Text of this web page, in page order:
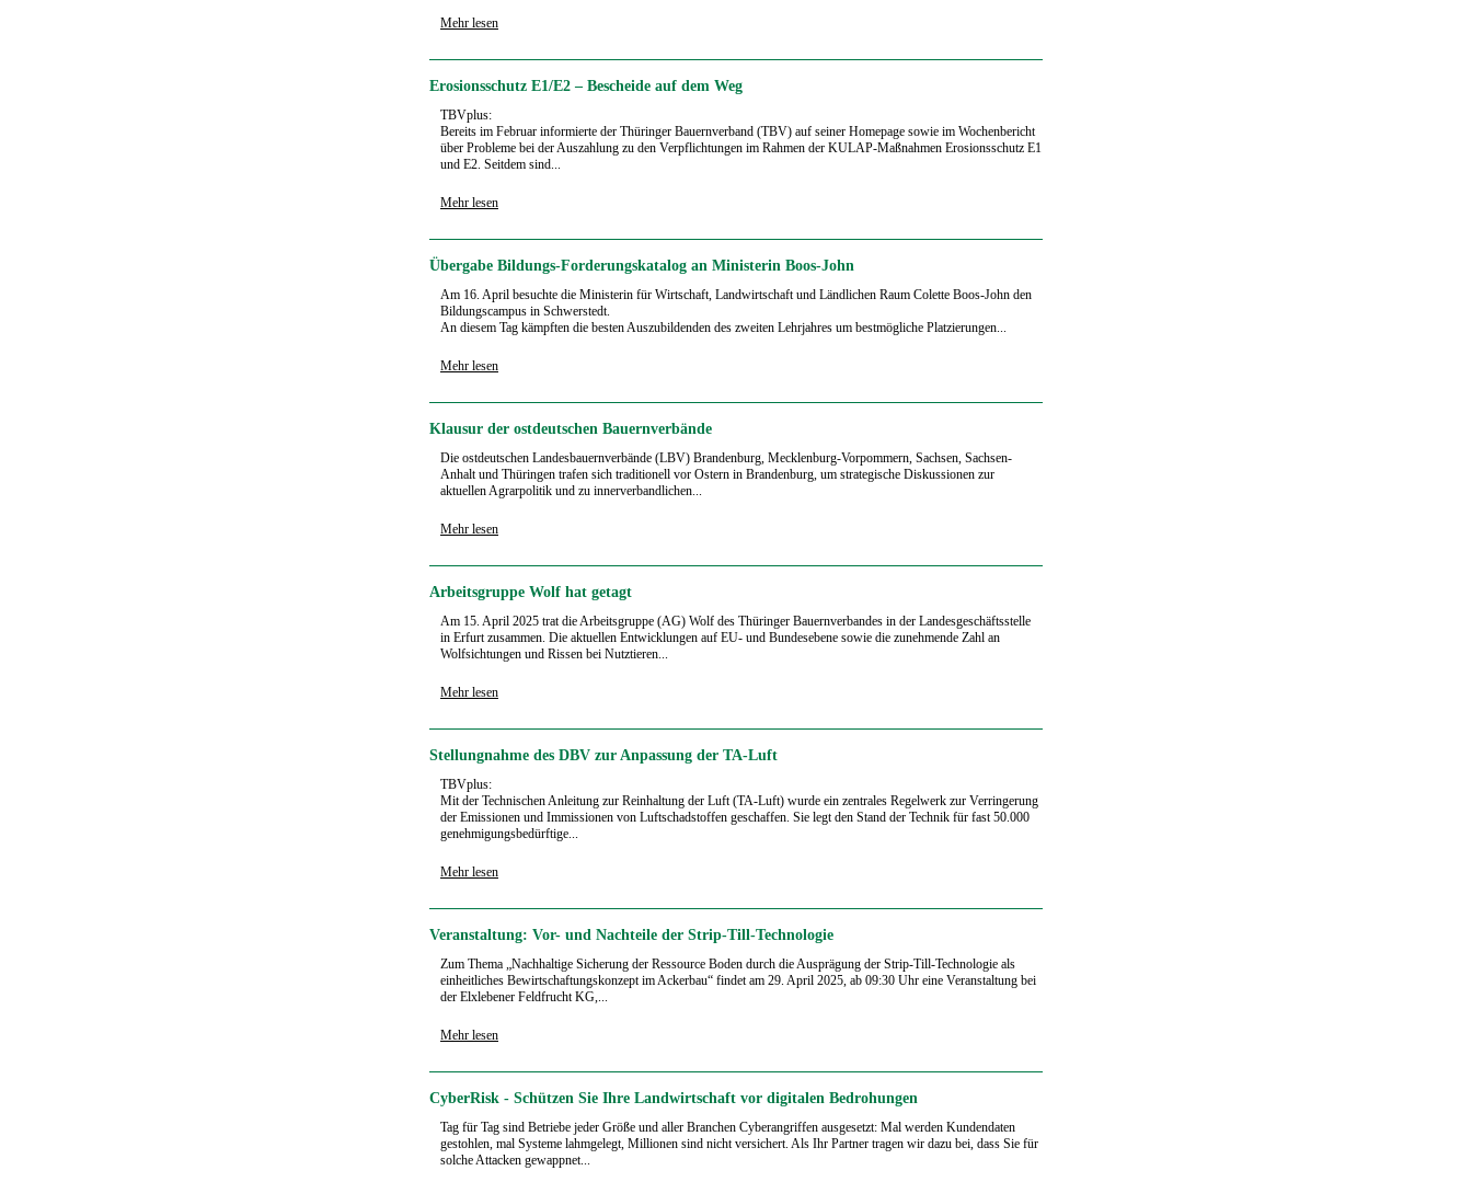
Mehr lesen
Erosionsschutz E1/E2 – Bescheide auf dem Weg
TBVplus:
Bereits im Februar informierte der Thüringer Bauernverband (TBV) auf seiner Homepage sowie im Wochenbericht
über Probleme bei der Auszahlung zu den Verpflichtungen im Rahmen der KULAP-Maßnahmen Erosionsschutz E1
und E2. Seitdem sind...
Mehr lesen
Übergabe Bildungs-Forderungskatalog an Ministerin Boos-John
Am 16. April besuchte die Ministerin für Wirtschaft, Landwirtschaft und Ländlichen Raum Colette Boos-John den
Bildungscampus in Schwerstedt.
An diesem Tag kämpften die besten Auszubildenden des zweiten Lehrjahres um bestmögliche Platzierungen...
Mehr lesen
Klausur der ostdeutschen Bauernverbände
Die ostdeutschen Landesbauernverbände (LBV) Brandenburg, Mecklenburg-Vorpommern, Sachsen, Sachsen-
Anhalt und Thüringen trafen sich traditionell vor Ostern in Brandenburg, um strategische Diskussionen zur
aktuellen Agrarpolitik und zu innerverbandlichen...
Mehr lesen
Arbeitsgruppe Wolf hat getagt
Am 15. April 2025 trat die Arbeitsgruppe (AG) Wolf des Thüringer Bauernverbandes in der Landesgeschäftsstelle
in Erfurt zusammen. Die aktuellen Entwicklungen auf EU- und Bundesebene sowie die zunehmende Zahl an
Wolfsichtungen und Rissen bei Nutztieren...
Mehr lesen
Stellungnahme des DBV zur Anpassung der TA-Luft
TBVplus:
Mit der Technischen Anleitung zur Reinhaltung der Luft (TA-Luft) wurde ein zentrales Regelwerk zur Verringerung
der Emissionen und Immissionen von Luftschadstoffen geschaffen. Sie legt den Stand der Technik für fast 50.000
genehmigungsbedürftige...
Mehr lesen
Veranstaltung: Vor- und Nachteile der Strip-Till-Technologie
Zum Thema „Nachhaltige Sicherung der Ressource Boden durch die Ausprägung der Strip-Till-Technologie als
einheitliches Bewirtschaftungskonzept im Ackerbau“ findet am 29. April 2025, ab 09:30 Uhr eine Veranstaltung bei
der Elxlebener Feldfrucht KG,...
Mehr lesen
CyberRisk - Schützen Sie Ihre Landwirtschaft vor digitalen Bedrohungen
Tag für Tag sind Betriebe jeder Größe und aller Branchen Cyberangriffen ausgesetzt: Mal werden Kundendaten
gestohlen, mal Systeme lahmgelegt, Millionen sind nicht versichert. Als Ihr Partner tragen wir dazu bei, dass Sie für
solche Attacken gewappnet...